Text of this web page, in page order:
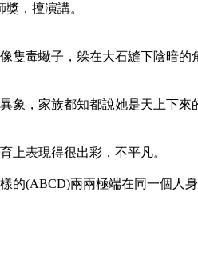
，擅演講。
隻毒蠍子，躲在大石縫下陰暗的
象，家族都知都說她是天上下來
上表現得很出彩，不平凡。
的(ABCD)兩兩極端在同一個人身